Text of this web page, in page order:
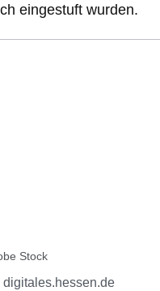
eingestuft wurden.
Stock
digitales.hessen.de